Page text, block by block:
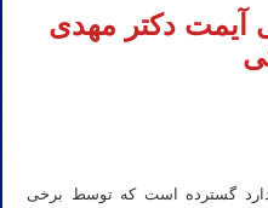
آیمت دکتر مهدی
گسترده است که توسط برخی